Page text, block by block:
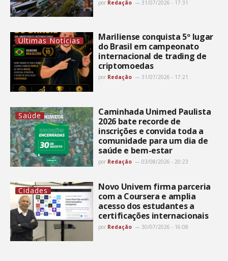
por Redação 31/07/2026 - 17:31
Últimas Notícias
Mariliense conquista 5º lugar
do Brasil em campeonato
internacional de trading de
criptomoedas
por Redação 31/07/2026 - 17:21
Saúde
Caminhada Unimed Paulista
2026 bate recorde de
inscrições e convida toda a
comunidade para um dia de
saúde e bem-estar
por Redação 03/08/2026 - 20:23
Cidades
Novo Univem firma parceria
com a Coursera e amplia
acesso dos estudantes a
certificações internacionais
por Redação 30/07/2026 - 16:08